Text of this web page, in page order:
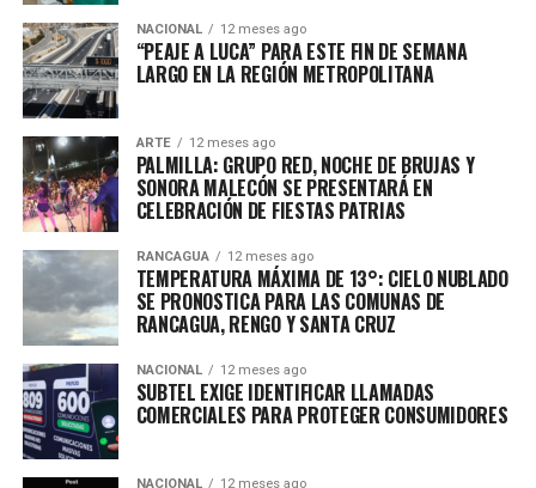
NACIONAL 12 meses ago
“PEAJE A LUCA” PARA ESTE FIN DE SEMANA
LARGO EN LA REGIÓN METROPOLITANA
ARTE 12 meses ago
PALMILLA: GRUPO RED, NOCHE DE BRUJAS Y
SONORA MALECÓN SE PRESENTARÁ EN
CELEBRACIÓN DE FIESTAS PATRIAS
RANCAGUA 12 meses ago
TEMPERATURA MÁXIMA DE 13°: CIELO NUBLADO
SE PRONOSTICA PARA LAS COMUNAS DE
RANCAGUA, RENGO Y SANTA CRUZ
NACIONAL 12 meses ago
SUBTEL EXIGE IDENTIFICAR LLAMADAS
COMERCIALES PARA PROTEGER CONSUMIDORES
NACIONAL 12 meses ago